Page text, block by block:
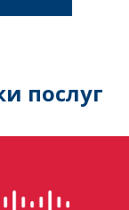
послуг